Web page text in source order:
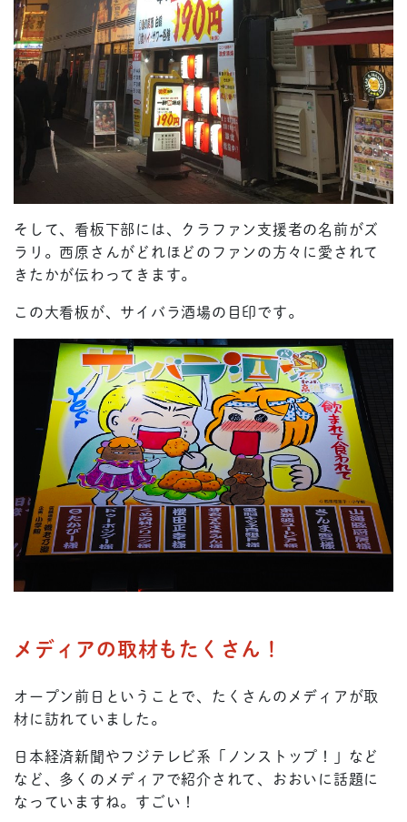
そして、看板下部には、クラファン支援者の名前がズ
ラリ。西原さんがどれほどのファンの方々に愛されて
きたかが伝わってきます。
この大看板が、サイバラ酒場の目印です。
メディアの取材もたくさん！
オープン前日ということで、たくさんのメディアが取
材に訪れていました。
日本経済新聞やフジテレビ系「ノンストップ！」など
など、多くのメディアで紹介されて、おおいに話題に
なっていますね。すごい！